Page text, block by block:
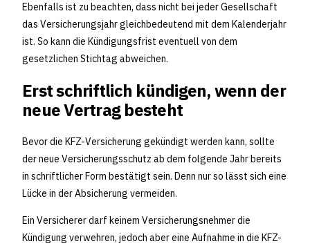
Ebenfalls ist zu beachten, dass nicht bei jeder Gesellschaft
das Versicherungsjahr gleichbedeutend mit dem Kalenderjahr
ist. So kann die Kündigungsfrist eventuell von dem
gesetzlichen Stichtag abweichen.
Erst schriftlich kündigen, wenn der
neue Vertrag besteht
Bevor die KFZ-Versicherung gekündigt werden kann, sollte
der neue Versicherungsschutz ab dem folgende Jahr bereits
in schriftlicher Form bestätigt sein. Denn nur so lässt sich eine
Lücke in der Absicherung vermeiden.
Ein Versicherer darf keinem Versicherungsnehmer die
Kündigung verwehren, jedoch aber eine Aufnahme in die KFZ-